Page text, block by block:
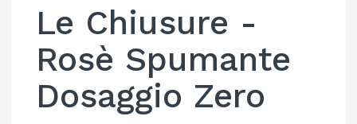
Le Chiusure -
Rosè Spumante
Dosaggio Zero